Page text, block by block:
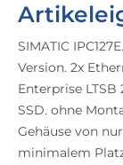
SIMATIC
Version. 2x
Enterprise LTSB
SSD. ohne
Gehäuse von
minimalem